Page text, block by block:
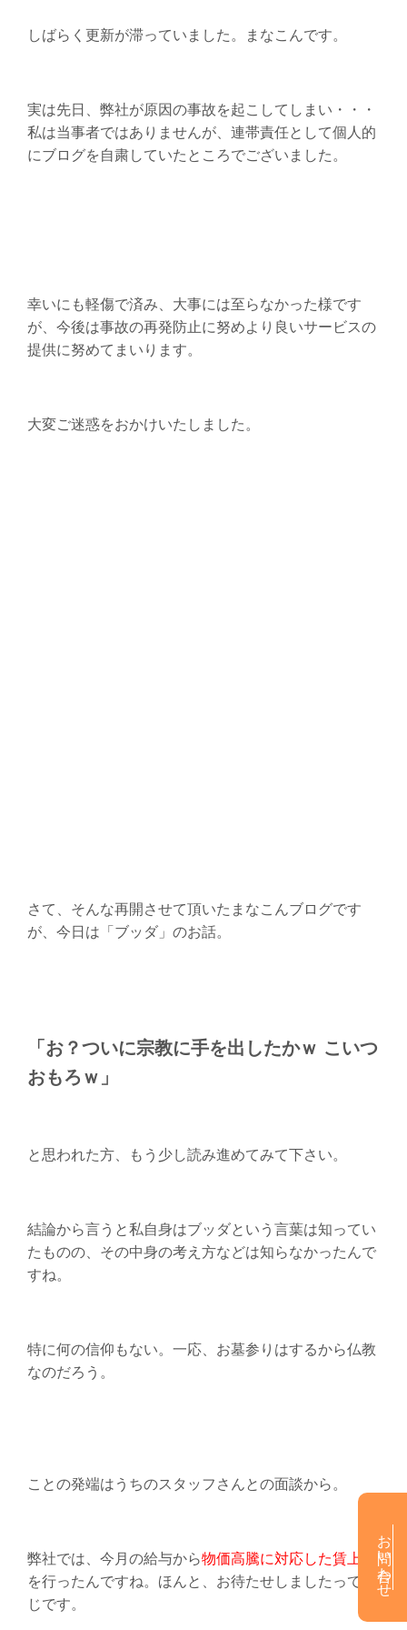
しばらく更新が滞っていました。まなこんです。
実は先日、弊社が原因の事故を起こしてしまい・・・
私は当事者ではありませんが、連帯責任として個人的
にブログを自粛していたところでございました。
幸いにも軽傷で済み、大事には至らなかった様です
が、今後は事故の再発防止に努めより良いサービスの
提供に努めてまいります。
大変ご迷惑をおかけいたしました。
さて、そんな再開させて頂いたまなこんブログです
が、今日は「ブッダ」のお話。
「お？ついに宗教に手を出したかｗ こいつ
おもろｗ」
と思われた方、もう少し読み進めてみて下さい。
結論から言うと私自身はブッダという言葉は知ってい
たものの、その中身の考え方などは知らなかったんで
すね。
特に何の信仰もない。一応、お墓参りはするから仏教
なのだろう。
ことの発端はうちのスタッフさんとの面談から。
弊社では、今月の給与から物価高騰に対応した賃上げ
を行ったんですね。ほんと、お待たせしましたって感
じです。
お問い合わせ